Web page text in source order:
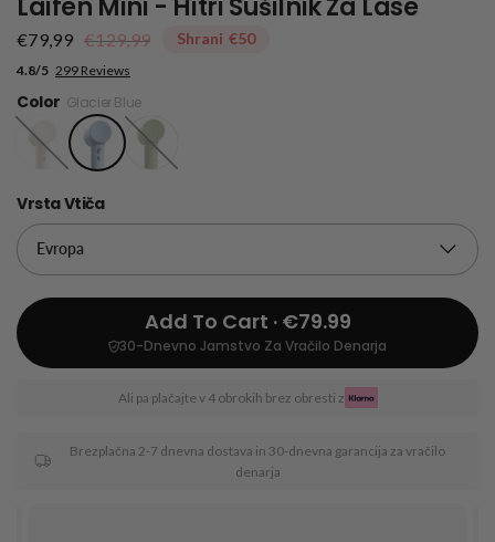
Laifen Mini - Hitri Sušilnik Za Lase
€79,99 €129,99 Shrani €50
299 Reviews
4.8/5
Color Glacier Blue
Sandy
Gold
Zelena
džungla
Vrsta Vtiča
Add To Cart · €79.99
30-Dnevno Jamstvo Za Vračilo Denarja
Ali pa plačajte v 4 obrokih brez obresti z
Brezplačna 2-7 dnevna dostava in 30-dnevna garancija za vračilo
denarja